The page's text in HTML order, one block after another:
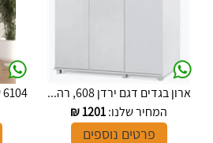
ארון בגדים דגם ירדן 608, רה...
המחיר שלנו:1201
₪
פרטים נוספים
6104 שיש שחור, הוא ארון שיר...